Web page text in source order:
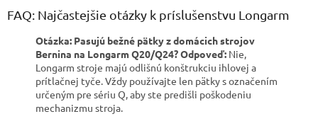
l
á
d
a
c
i
e
FAQ: Najčastejšie otázky k príslušenstvu Longarm
Otázka: Pasujú bežné pätky z domácich strojov
Bernina na Longarm Q20/Q24?Odpoveď: Nie,
Longarm stroje majú odlišnú konštrukciu ihlovej a
prítlačnej tyče. Vždy používajte len pätky s označením
určeným pre sériu Q, aby ste predišli poškodeniu
mechanizmu stroja.